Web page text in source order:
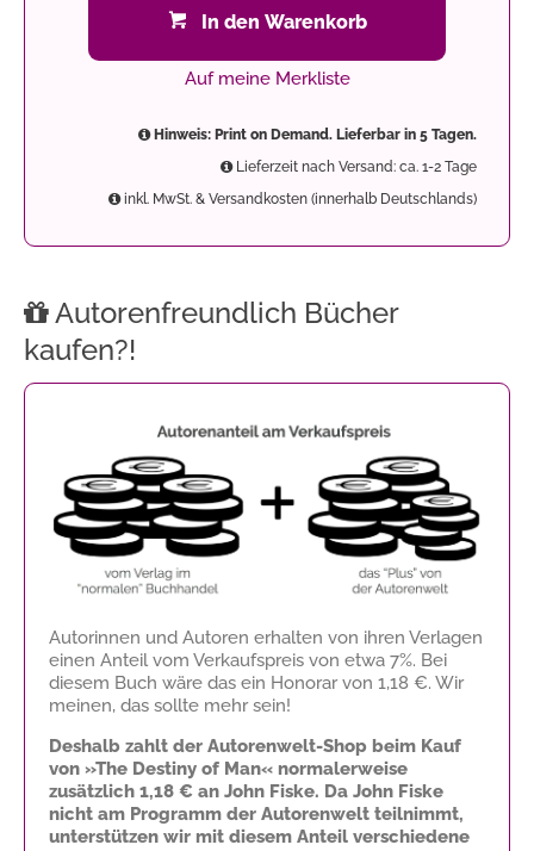
In den Warenkorb
Auf meine Merkliste
Hinweis: Print on Demand. Lieferbar in 5 Tagen.
Lieferzeit nach Versand: ca. 1-2 Tage
inkl. MwSt. & Versandkosten (innerhalb Deutschlands)
Autorenfreundlich Bücher
kaufen?!
Autorinnen und Autoren erhalten von ihren Verlagen
einen Anteil vom Verkaufspreis von etwa 7%. Bei
diesem Buch wäre das ein Honorar von 1,18 €. Wir
meinen, das sollte mehr sein!
Deshalb zahlt der Autorenwelt-Shop beim Kauf
von »The Destiny of Man« normalerweise
zusätzlich 1,18 € an John Fiske. Da John Fiske
nicht am Programm der Autorenwelt teilnimmt,
unterstützen wir mit diesem Anteil verschiedene